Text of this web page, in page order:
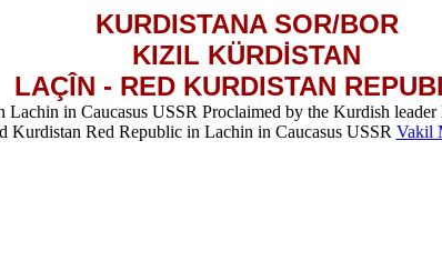
KURDISTANA SOR/BOR
KIZIL KÜRDİSTAN
LAÇÎN - RED KURDISTAN
in Caucasus USSR Proclaimed by the Kurdish
Kurdistan Red Republic in Lachin in Caucasus USSR Vakil